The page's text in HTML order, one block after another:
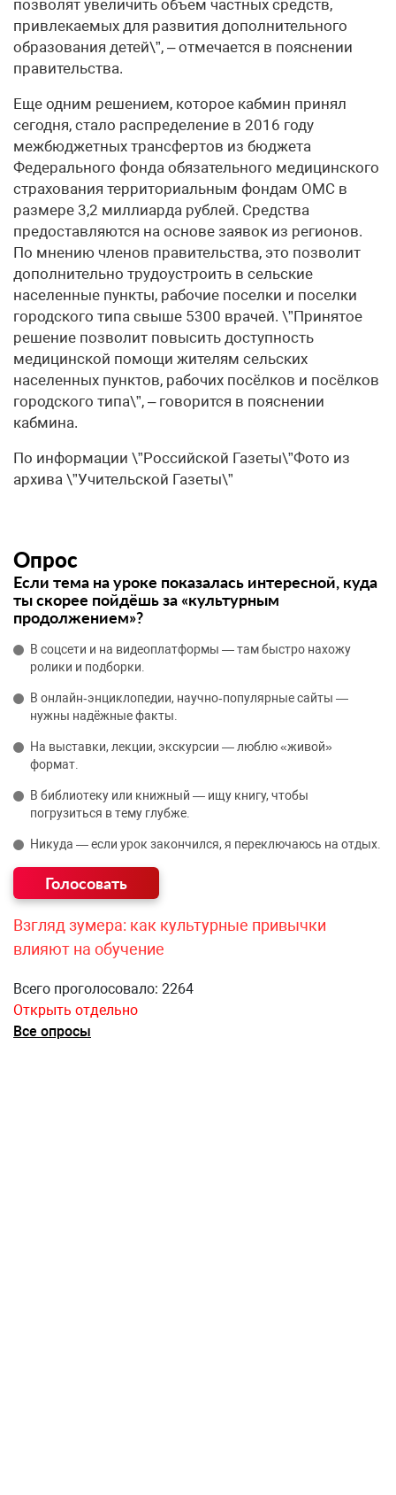
позволят увеличить объем частных средств,
привлекаемых для развития дополнительного
образования детей\”, – отмечается в пояснении
правительства.
Еще одним решением, которое кабмин принял
сегодня, стало распределение в 2016 году
межбюджетных трансфертов из бюджета
Федерального фонда обязательного медицинского
страхования территориальным фондам ОМС в
размере 3,2 миллиарда рублей. Средства
предоставляются на основе заявок из регионов.
По мнению членов правительства, это позволит
дополнительно трудоустроить в сельские
населенные пункты, рабочие поселки и поселки
городского типа свыше 5300 врачей. \”Принятое
решение позволит повысить доступность
медицинской помощи жителям сельских
населенных пунктов, рабочих посёлков и посёлков
городского типа\”, – говорится в пояснении
кабмина.
По информации \”Российской Газеты\”Фото из
архива \”Учительской Газеты\”
Опрос
Если тема на уроке показалась интересной, куда
ты скорее пойдёшь за «культурным
продолжением»?
В соцсети и на видеоплатформы — там быстро нахожу
ролики и подборки.
В онлайн‑энциклопедии, научно‑популярные сайты —
нужны надёжные факты.
На выставки, лекции, экскурсии — люблю «живой»
формат.
В библиотеку или книжный — ищу книгу, чтобы
погрузиться в тему глубже.
Никуда — если урок закончился, я переключаюсь на отдых.
Взгляд зумера: как культурные привычки
влияют на обучение
Всего проголосовало: 2264
Открыть отдельно
Все опросы